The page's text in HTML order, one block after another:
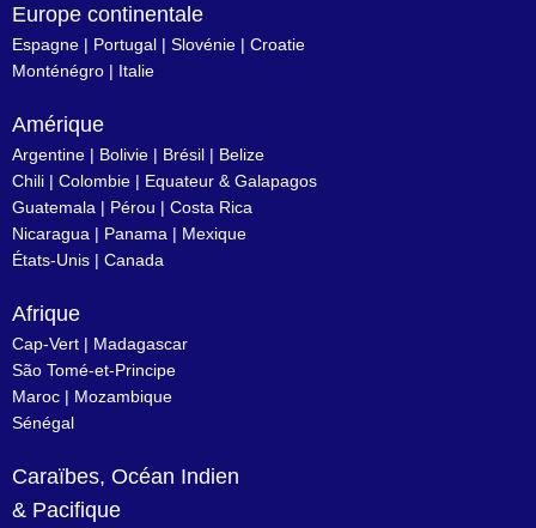
Europe continentale
Espagne | Portugal | Slovénie | Croatie
Monténégro | Italie
Amérique
Argentine | Bolivie | Brésil | Belize
Chili | Colombie | Equateur & Galapagos
Guatemala | Pérou | Costa Rica
Nicaragua | Panama | Mexique
États-Unis | Canada
Afrique
Cap-Vert | Madagascar
São Tomé-et-Principe
Maroc | Mozambique
Sénégal
Caraïbes, Océan Indien
& Pacifique